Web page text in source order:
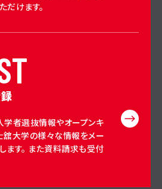
だけます。
T
学者選抜情報やオープンキ
舘大学の様々な情報をメー
ます。 また資料請求も受付